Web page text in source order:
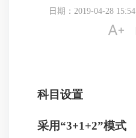
日期：2019-04-28 15:54

科目设置
采用“3+1+2”模式